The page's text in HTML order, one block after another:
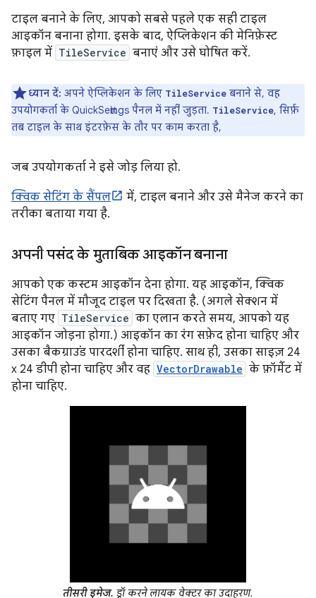
टाइल बनाने के लिए, आपको सबसे पहले एक सही टाइल
आइकॉन बनाना होगा. इसके बाद, ऐप्लिकेशन की मेनिफ़ेस्ट
फ़ाइल में TileService बनाएं और उसे घोषित करें.
ध्यान दें: अपने ऐप्लिकेशन के लिए TileService बनाने से, वह
उपयोगकर्ता के QuickSettings पैनल में नहीं जुड़ता. TileService, सिर्फ़
तब टाइल के साथ इंटरफ़ेस के तौर पर काम करता है,
जब उपयोगकर्ता ने इसे जोड़ लिया हो.
क्विक सेटिंग के सैंपल
में, टाइल बनाने और उसे मैनेज करने का
तरीका बताया गया है.
अपनी पसंद के मुताबिक आइकॉन बनाना
आपको एक कस्टम आइकॉन देना होगा. यह आइकॉन, क्विक
सेटिंग पैनल में मौजूद टाइल पर दिखता है. (अगले सेक्शन में
बताए गए TileService का एलान करते समय, आपको यह
आइकॉन जोड़ना होगा.) आइकॉन का रंग सफ़ेद होना चाहिए और
उसका बैकग्राउंड पारदर्शी होना चाहिए. साथ ही, उसका साइज़ 24
x 24 डीपी होना चाहिए और वह VectorDrawable के फ़ॉर्मैट में
होना चाहिए.
तीसरी इमेज. ड्रॉ करने लायक वेक्टर का उदाहरण.